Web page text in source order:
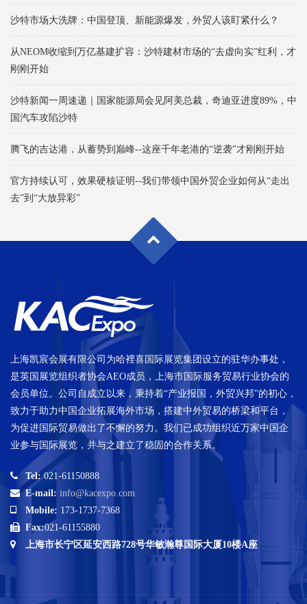
沙特市场大洗牌：中国登顶、新能源爆发，外贸人该盯紧什么？
从NEOM收缩到万亿基建扩容：沙特建材市场的“去虚向实”红利，才
刚刚开始
沙特新闻一周速递｜国家能源局会见阿美总裁，奇迪亚进度89%，中
国汽车攻陷沙特
腾飞的吉达港，从蓄势到巅峰--这座千年老港的“逆袭”才刚刚开始
官方持续认可，效果硬核证明--我们带领中国外贸企业如何从“走出
去”到“大放异彩”
上海凯宸会展有限公司为哈裡喜国际展览集团设立的驻华办事处，
是英国展览组织者协会AEO成员，上海市国际服务贸易行业协会的
会员单位。公司自成立以来，秉持着“产业报国，外贸兴邦”的初心，
致力于助力中国企业拓展海外市场，搭建中外贸易的桥梁和平台，
为促进国际贸易做出了不懈的努力。我们已成功组织近万家中国企
业参与国际展览，并与之建立了稳固的合作关系。
Tel:021-61150888
E-mail: info@kacexpo.com
Mobile: 173-1737-7368
Fax:021-61155880
上海市长宁区延安西路728号华敏瀚尊国际大厦10楼A座